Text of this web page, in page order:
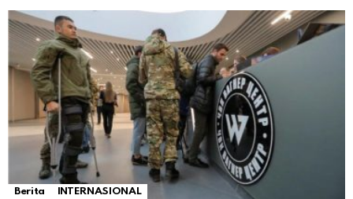
Berita INTERNASIONAL